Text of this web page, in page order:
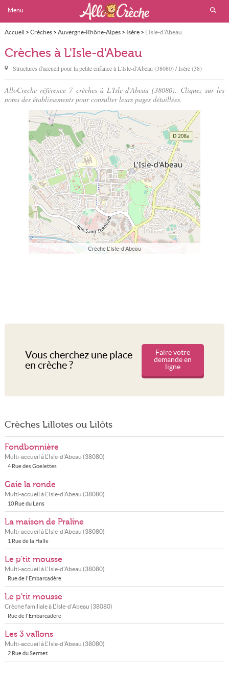
Menu
Accueil > Crèches> Auvergne-Rhône-Alpes> Isère> L'Isle-d'Abeau
Crèches à L'Isle-d'Abeau
Structures d'accueil pour la petite enfance àL'Isle-d'Abeau (38080) / Isère (38)
AlloCreche référence 7 crèches à L'Isle-d'Abeau (38080). Cliquez sur les
noms des établissements pour consulter leurs pages détaillées.
Crèche L'Isle-d'Abeau
Vous cherchez une place
en crèche ?
Faire votre
demande en
ligne
Crèches Lillotes ou Lilôts
Fondbonnière
Multi-accueil à L'Isle-d'Abeau (38080)
4 Rue des Goelettes
Gaie la ronde
Multi-accueil à L'Isle-d'Abeau (38080)
10 Rue du Lans
La maison de Praline
Multi-accueil à L'Isle-d'Abeau (38080)
1 Rue de la Halle
Le p'tit mousse
Multi-accueil à L'Isle-d'Abeau (38080)
Rue de l'Embarcadère
Le p'tit mousse
Crèche familiale à L'Isle-d'Abeau (38080)
Rue de l'Embarcadère
Les 3 vallons
Multi-accueil à L'Isle-d'Abeau (38080)
2 Rue du Sermet